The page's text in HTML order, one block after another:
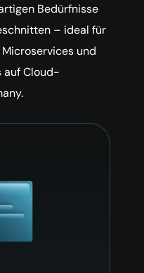
Bedürfnisse
– ideal für
und
auf Cloud-